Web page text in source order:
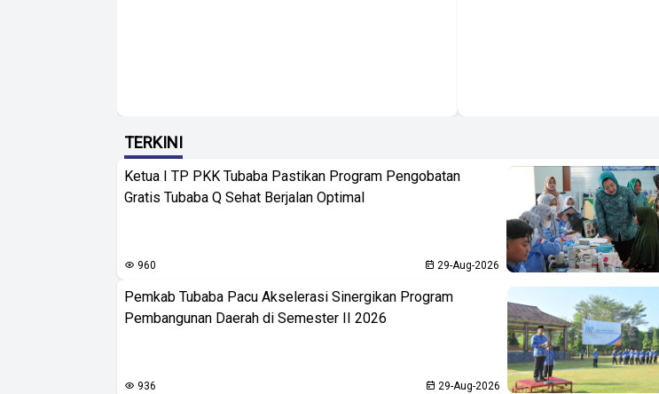
TERKINI
Ketua I TP PKK Tubaba Pastikan Program Pengobatan
Gratis Tubaba Q Sehat Berjalan Optimal
960 29-Aug-2026
Pemkab Tubaba Pacu Akselerasi Sinergikan Program
Pembangunan Daerah di Semester II 2026
936 29-Aug-2026